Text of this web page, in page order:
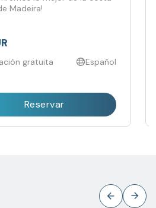
Madeira!
gratuita Español
Reservar